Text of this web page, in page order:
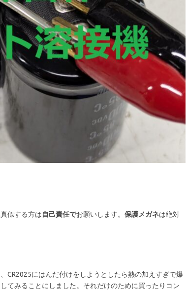
似する方は自己責任でお願いします。 保護メガネは絶対
CR2025にはんだ付けをしようとしたら熱の加えすぎで爆
てみることにしました。それだけのために買ったりコン